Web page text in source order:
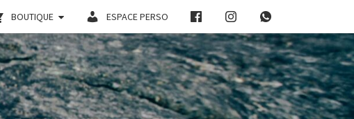
BOUTIQUE ESPACE PERSO